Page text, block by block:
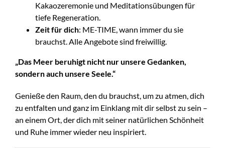
Kakaozeremonie und Meditationsübungen für
tiefe Regeneration.
Zeit für dich: ME-TIME, wann immer du sie
brauchst. Alle Angebote sind freiwillig.
„Das Meer beruhigt nicht nur unsere Gedanken,
sondern auch unsere Seele.“
Genieße den Raum, den du brauchst, um zu atmen, dich
zu entfalten und ganz im Einklang mit dir selbst zu sein –
an einem Ort, der dich mit seiner natürlichen Schönheit
und Ruhe immer wieder neu inspiriert.